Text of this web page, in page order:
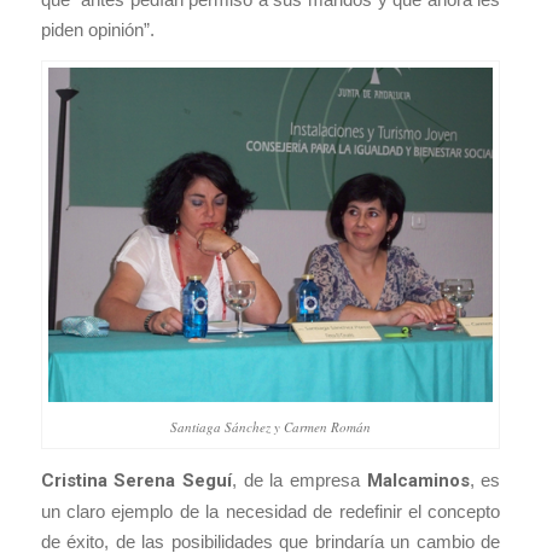
piden opinión”.
Santiaga Sánchez y Carmen Román
Cristina Serena Seguí, de la empresa Malcaminos, es
un claro ejemplo de la necesidad de redefinir el concepto
de éxito, de las posibilidades que brindaría un cambio de